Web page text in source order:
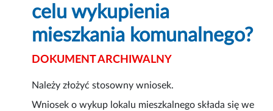
celu wykupienia
mieszkania komunalnego?
DOKUMENT ARCHIWALNY
Należy złożyć stosowny wniosek.
Wniosek o wykup lokalu mieszkalnego składa się we